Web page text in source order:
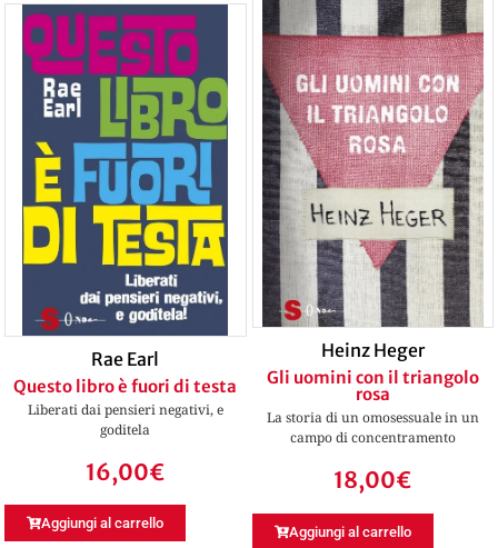
Rae Earl
Questo libro è fuori di testa
Liberati dai pensieri negativi, e
goditela
16,00€
Aggiungi al carrello
Heinz Heger
Gli uomini con il triangolo
rosa
La storia di un omosessuale in un
campo di concentramento
18,00€
Aggiungi al carrello